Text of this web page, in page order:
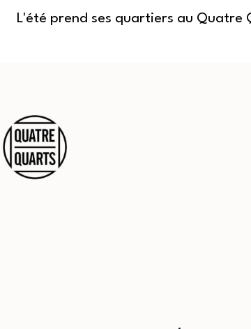
L'été prend ses quartiers au Quatre
contenu